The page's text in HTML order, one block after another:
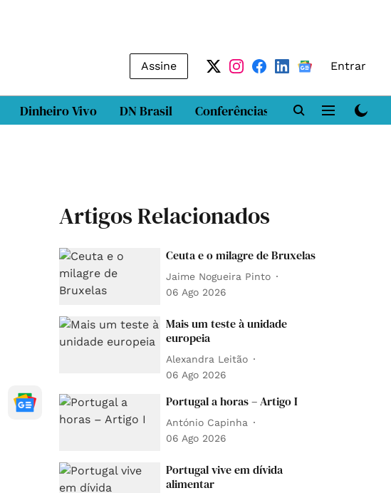
Assine Entrar
Dinheiro Vivo DN Brasil Conferências DN LAB
Artigos Relacionados
Ceuta e o milagre de Bruxelas
Jaime Nogueira Pinto
06 Ago 2026
Mais um teste à unidade
europeia
Alexandra Leitão
06 Ago 2026
Portugal a horas – Artigo I
António Capinha
06 Ago 2026
Portugal vive em dívida
alimentar